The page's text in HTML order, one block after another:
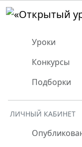
Уроки
Конкурсы
Подборки
ЛИЧНЫЙ КАБИНЕТ